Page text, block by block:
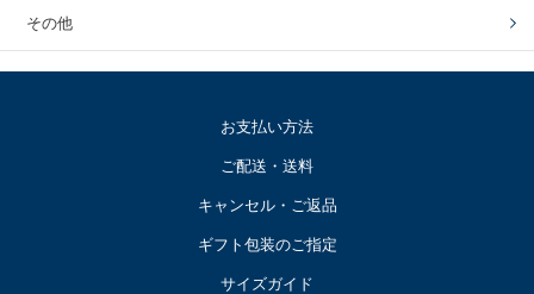
その他
お支払い方法
ご配送・送料
キャンセル・ご返品
ギフト包装のご指定
サイズガイド